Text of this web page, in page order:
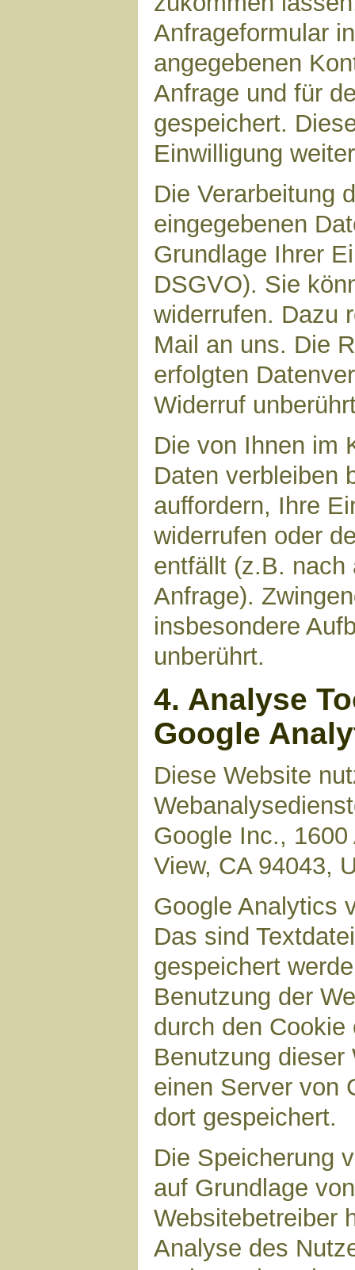
Anfrageformular
angegebenen
Anfrage und für
gespeichert.
Einwilligung
Die Verarbeitung
eingegebenen
Grundlage Ihrer
DSGVO). Sie
widerrufen. Dazu
Mail an uns. Die
erfolgten
Widerruf
Die von Ihnen im
Daten verbleiben
auffordern, Ihre
widerrufen oder
entfällt (z.B. nach
Anfrage).
insbesondere
unberührt.
4. Analyse
Google
Diese Website
Google Inc.,
View, CA 94043,
Google Analytics
Das sind
gespeichert
Benutzung der
durch den
Benutzung dieser
einen Server von
dort gespeichert.
Die Speicherung
auf Grundlage
Websitebetreiber
Analyse des